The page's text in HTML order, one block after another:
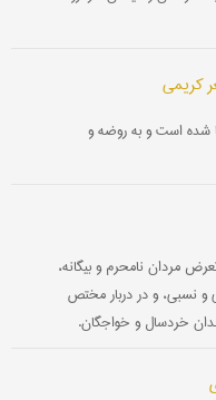
کریمی
شده است و به روضه و
مردان نامحرم و بیگانه،
نسبی، و در دربار مختص
خردسال و خواجگان.